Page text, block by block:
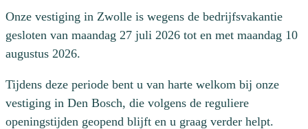
Onze vestiging in Zwolle is wegens de bedrijfsvakantie
gesloten van maandag 27 juli 2026 tot en met maandag 10
augustus 2026.
Tijdens deze periode bent u van harte welkom bij onze
vestiging in Den Bosch, die volgens de reguliere
openingstijden geopend blijft en u graag verder helpt.